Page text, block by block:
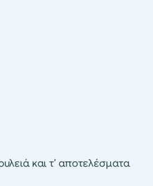
και τ’ αποτελέσματα